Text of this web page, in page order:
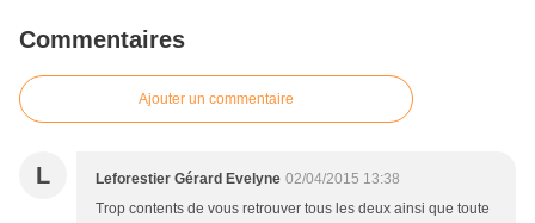
Commentaires
Ajouter un commentaire
L Leforestier Gérard Evelyne 02/04/2015 13:38
Trop contents de vous retrouver tous les deux ainsi que toute